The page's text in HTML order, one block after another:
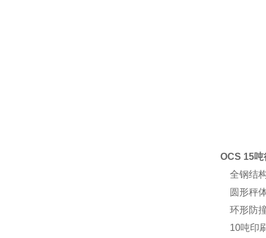
OCS 15
全钢结
圆形秤
环形防
10吨印